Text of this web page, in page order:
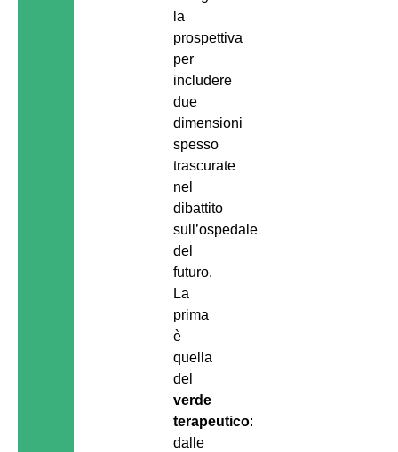
la
prospettiva
per
includere
due
dimensioni
spesso
trascurate
nel
dibattito
sull’ospedale
del
futuro.
La
prima
è
quella
del
verde
terapeutico:
dalle